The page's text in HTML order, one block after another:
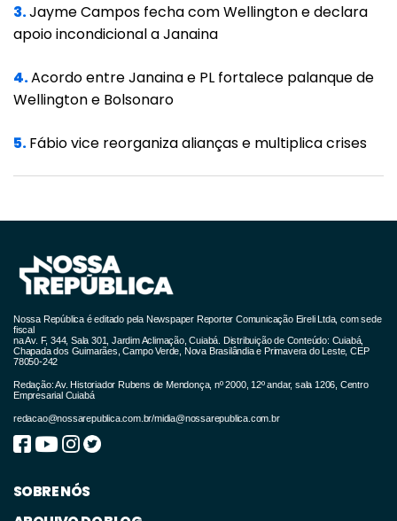
concorrentes, para que ao final apenas
empresas pertencente a eles
(Proclin/Qualycare) pudessem atuar
livremente no mercado. Huark foi apontado
manchete, MP denuncia ex-secretário da
gestão Emanuel Pinheiro da Saúde exigindo
devolução de R$9,7 milhões em Cuiabá. Mais
um tempo outra manchete, vereadores
denunciam cemitério de remédios vencidos
em Cuiabá. O CDMIC, um atacadão inteiro de
remédios vencidos na gestão do atual
prefeito dessa secretaria de saúde. Hoje outra
manchete da usina de escândalos que se
3.Jayme Campos fecha com Wellington e declara
apoio incondicional a Janaina
4.Acordo entre Janaina e PL fortalece palanque de
Wellington e Bolsonaro
5.Fábio vice reorganiza alianças e multiplica crises
Nossa República é editado pela Newspaper Reporter Comunicação Eireli Ltda, com sede
fiscal
na Av. F, 344, Sala 301, Jardim Aclimação, Cuiabá. Distribuição de Conteúdo: Cuiabá,
Chapada dos Guimarães, Campo Verde, Nova Brasilândia e Primavera do Leste, CEP
78050-242
Redação: Av. Historiador Rubens de Mendonça, nº 2000, 12º andar, sala 1206, Centro
Empresarial Cuiabá
redacao@nossarepublica.com.br/midia@nossarepublica.com.br
SOBRE NÓS